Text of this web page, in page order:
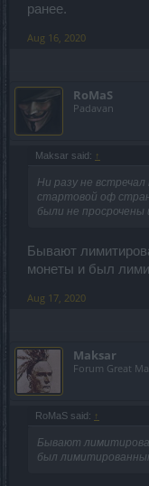
ранее.
Aug 16, 2020
RoMaS
Padavan
Maksar said: ↑
Ни разу не
стартовой оф
были не просрочены
Бывают
монеты и был
Aug 17, 2020
Maksar
Forum Great
RoMaS said: ↑
Бывают
был